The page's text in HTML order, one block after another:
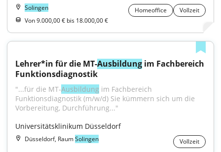
Solingen Homeoffice
Vollzeit
Von 9.000,00 € bis 18.000,00 €
Lehrer*in für die MT-Ausbildung im Fachbereich
Funktionsdiagnostik
"...für die MT-Ausbildung im Fachbereich
Funktionsdiagnostik (m/w/d) Sie kümmern sich um die
Vorbereitung, Durchführung..."
Universitätsklinikum Düsseldorf
Düsseldorf, RaumSolingen Vollzeit